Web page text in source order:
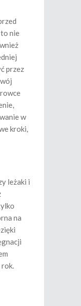
nie
przez
w
kroki,
leżaki i
na
rok.